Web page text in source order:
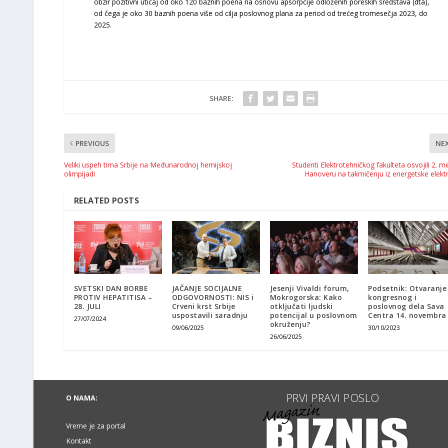
od čega je oko 30 baznih poena više od cilja poslovnog plana za period od trećeg tromesečja 2023, do
2025.
SHARE:
PREVIOUS
Veliki uspeh tima Srbije na Međunarodnoj hemijskoj
olimpijadi
Studenti Elektrotehničkog fakulteta osvojili 2.
Hanoveru na takmičenju iz energetske
RELATED POSTS
SVETSKI DAN BORBE
PROTIV HEPATITISA –
28. JULI
27/07/2024
JAČANJE SOCIJALNE
ODGOVORNOSTI: NIS i
Crveni krst Srbije
uspostavili saradnju
09/06/2025
Jesenji Vivaldi forum,
Mokrogorska: Kako
otključati ljudski
potencijal u poslovnom
okruženju?
26/06/2025
Podsetnik: Otvaranje
kongresnog i
poslovnog dela Sava
Centra 14. novembra
30/10/2023
O NAMA:
Vreme je za portal
Kontakt
PR